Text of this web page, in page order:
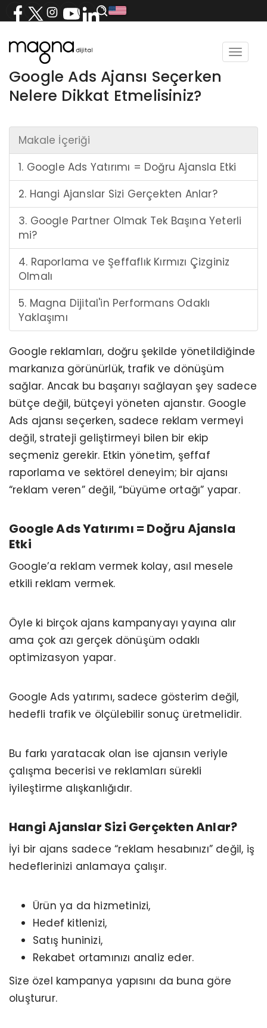
Toggle
Google Ads Ajansı Seçerken
Nelere Dikkat Etmelisiniz?
Makale İçeriği
1. Google Ads Yatırımı = Doğru Ajansla Etki
2. Hangi Ajanslar Sizi Gerçekten Anlar?
3. Google Partner Olmak Tek Başına Yeterli
mi?
4. Raporlama ve Şeffaflık Kırmızı Çizginiz
Olmalı
5. Magna Dijital'in Performans Odaklı
Yaklaşımı
Google reklamları, doğru şekilde yönetildiğinde
markanıza görünürlük, trafik ve dönüşüm
sağlar. Ancak bu başarıyı sağlayan şey sadece
bütçe değil, bütçeyi yöneten ajanstır. Google
Ads ajansı seçerken, sadece reklam vermeyi
değil, strateji geliştirmeyi bilen bir ekip
seçmeniz gerekir. Etkin yönetim, şeffaf
raporlama ve sektörel deneyim; bir ajansı
“reklam veren” değil, “büyüme ortağı” yapar.
Google Ads Yatırımı = Doğru Ajansla
Etki
Google’a reklam vermek kolay, asıl mesele
etkili reklam vermek.
Öyle ki birçok ajans kampanyayı yayına alır
ama çok azı gerçek dönüşüm odaklı
optimizasyon yapar.
Google Ads yatırımı, sadece gösterim değil,
hedefli trafik ve ölçülebilir sonuç üretmelidir.
Bu farkı yaratacak olan ise ajansın veriyle
çalışma becerisi ve reklamları sürekli
iyileştirme alışkanlığıdır.
Hangi Ajanslar Sizi Gerçekten Anlar?
İyi bir ajans sadece “reklam hesabınızı” değil, iş
hedeflerinizi anlamaya çalışır.
Ürün ya da hizmetinizi,
Hedef kitlenizi,
Satış huninizi,
Rekabet ortamınızı analiz eder.
Size özel kampanya yapısını da buna göre
oluşturur.